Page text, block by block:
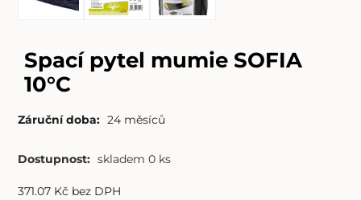
Spací pytel mumie SOFIA
10°C
Záruční doba: 24 měsíců
Dostupnost: skladem 0 ks
371.07Kč bez DPH